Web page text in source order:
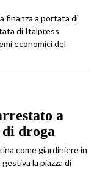
finanza a portata di
di Italpress
economici del
a
di droga
come giardiniere in
la piazza di